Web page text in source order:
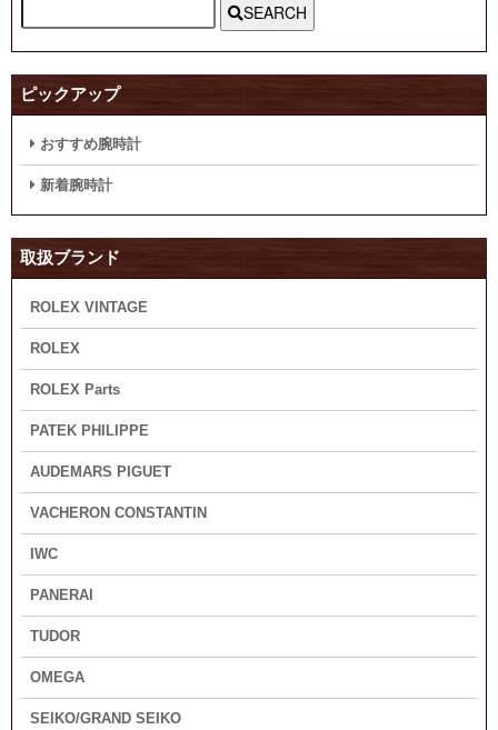
SEARCH
ピックアップ
おすすめ腕時計
新着腕時計
取扱ブランド
ROLEX VINTAGE
ROLEX
ROLEX Parts
PATEK PHILIPPE
AUDEMARS PIGUET
VACHERON CONSTANTIN
IWC
PANERAI
TUDOR
OMEGA
SEIKO/GRAND SEIKO